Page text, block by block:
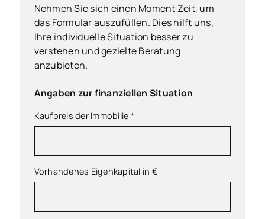
Nehmen Sie sich einen Moment Zeit, um
das Formular auszufüllen. Dies hilft uns,
Ihre individuelle Situation besser zu
verstehen und gezielte Beratung
anzubieten.
Angaben zur finanziellen Situation
Kaufpreis der Immobilie *
Vorhandenes Eigenkapital in €